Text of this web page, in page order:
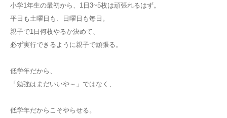
小学1年生の最初から、1日3~5枚は頑張れるはず。
平日も土曜日も、日曜日も毎日。
親子で1日何枚やるか決めて、
必ず実行できるように親子で頑張る。
低学年だから、
「勉強はまだいいや～」ではなく、
低学年だからこそやらせる。